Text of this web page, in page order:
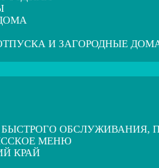
И ЗАГОРОДНЫЕ
БЫСТРОГО ОБСЛУЖИВАНИЯ,
МЕНЮ
КРАЙ